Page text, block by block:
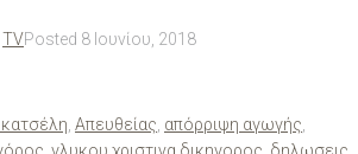
TVPosted 8 Ιουνίου, 2018
Απευθείας απόρριψη αγωγής